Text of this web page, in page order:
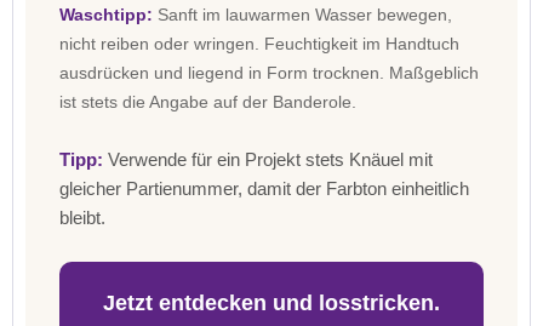
Waschtipp: Sanft im lauwarmen Wasser bewegen,
nicht reiben oder wringen. Feuchtigkeit im Handtuch
ausdrücken und liegend in Form trocknen. Maßgeblich
ist stets die Angabe auf der Banderole.
Tipp: Verwende für ein Projekt stets Knäuel mit
gleicher Partienummer, damit der Farbton einheitlich
bleibt.
Jetzt entdecken und losstricken.